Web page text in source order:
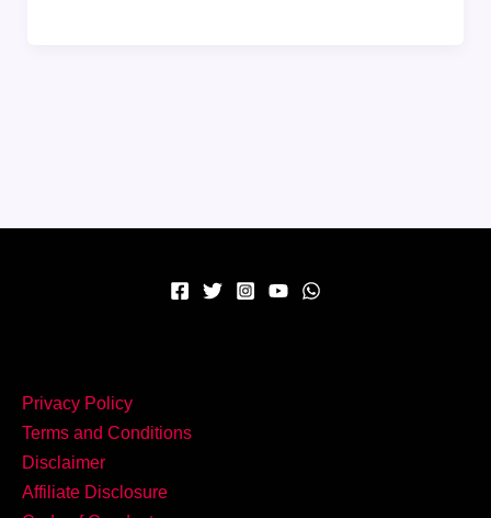
मजा
Privacy Policy
Terms and Conditions
Disclaimer
Affiliate Disclosure